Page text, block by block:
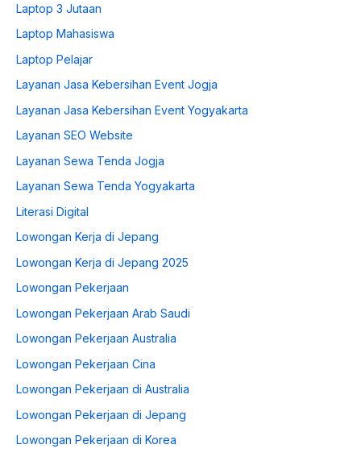
Laptop 3 Jutaan
Laptop Mahasiswa
Laptop Pelajar
Layanan Jasa Kebersihan Event Jogja
Layanan Jasa Kebersihan Event Yogyakarta
Layanan SEO Website
Layanan Sewa Tenda Jogja
Layanan Sewa Tenda Yogyakarta
Literasi Digital
Lowongan Kerja di Jepang
Lowongan Kerja di Jepang 2025
Lowongan Pekerjaan
Lowongan Pekerjaan Arab Saudi
Lowongan Pekerjaan Australia
Lowongan Pekerjaan Cina
Lowongan Pekerjaan di Australia
Lowongan Pekerjaan di Jepang
Lowongan Pekerjaan di Korea